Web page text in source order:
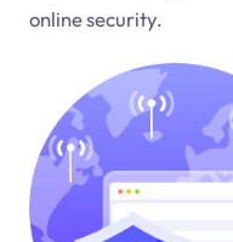
online security.